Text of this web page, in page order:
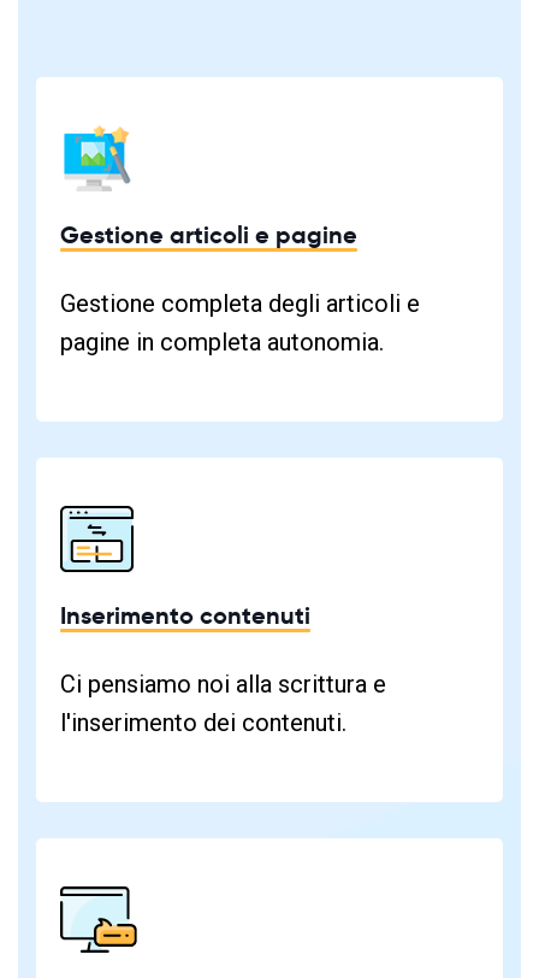
Gestione articoli e pagine
Gestione completa degli articoli e
pagine in completa autonomia.
Inserimento contenuti
Ci pensiamo noi alla scrittura e
l'inserimento dei contenuti.